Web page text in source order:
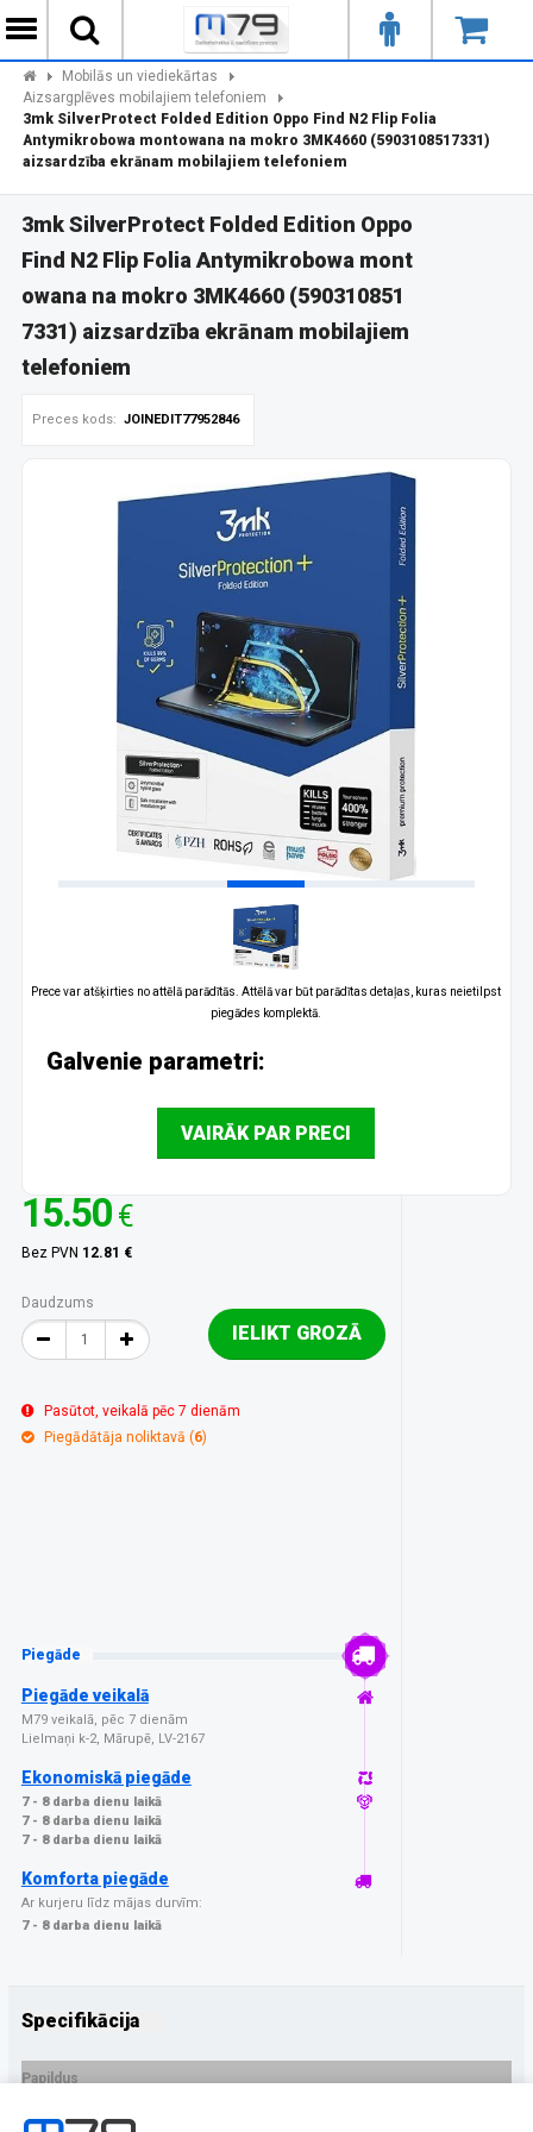
Mobilās un viediekārtas
Aizsargplēves mobilajiem telefoniem
3mk SilverProtect Folded Edition Oppo Find N2 Flip Folia
Antymikrobowa montowana na mokro 3MK4660 (5903108517331)
aizsardzība ekrānam mobilajiem telefoniem
3mk SilverProtect Folded Edition Oppo
Find N2 Flip Folia Antymikrobowa mont
owana na mokro 3MK4660 (590310851
7331) aizsardzība ekrānam mobilajiem
telefoniem
Preces kods: JOINEDIT77952846
Prece var atšķirties no attēlā parādītās. Attēlā var būt parādītas detaļas, kuras neietilpst
piegādes komplektā.
Galvenie parametri:
VAIRĀK PAR PRECI
15.50 €
Bez PVN 12.81 €
Daudzums
IELIKT GROZĀ
Pasūtot, veikalā pēc 7 dienām
Piegādātāja noliktavā (6)
Piegāde
Piegāde veikalā
M79 veikalā, pēc 7 dienām
Lielmaņi k-2, Mārupē, LV-2167
Ekonomiskā piegāde
7 - 8 darba dienu laikā
7 - 8 darba dienu laikā
7 - 8 darba dienu laikā
Komforta piegāde
Ar kurjeru līdz mājas durvīm:
7 - 8 darba dienu laikā
Specifikācija
Papildus
Ražotājs